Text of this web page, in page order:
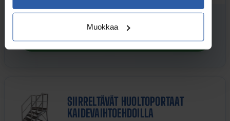
Muokkaa
TUTUSTU MALLEIHIN
SIIRRELTÄVÄT HUOLTOPORTAAT
KAIDEVAIHTOEHDOILLA